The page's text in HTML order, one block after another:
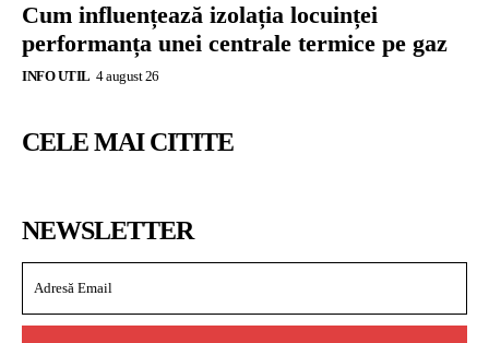
Cum influențează izolația locuinței
performanța unei centrale termice pe gaz
INFO UTIL 4 august 26
CELE MAI CITITE
NEWSLETTER